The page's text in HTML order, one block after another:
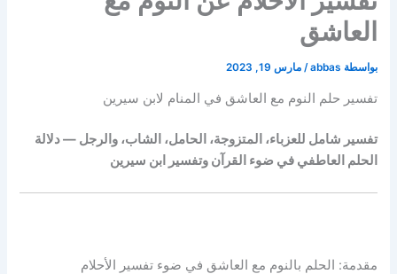
العاشق
بواسطة abbas
/مارس 19, 2023
تفسير حلم النوم مع العاشق في المنام لابن سيرين
تفسير شامل للعزباء، المتزوجة، الحامل، الشاب، والرجل — دلالة
الحلم العاطفي في ضوء القرآن وتفسير ابن سيرين
مقدمة: الحلم بالنوم مع العاشق في ضوء تفسير الأحلام